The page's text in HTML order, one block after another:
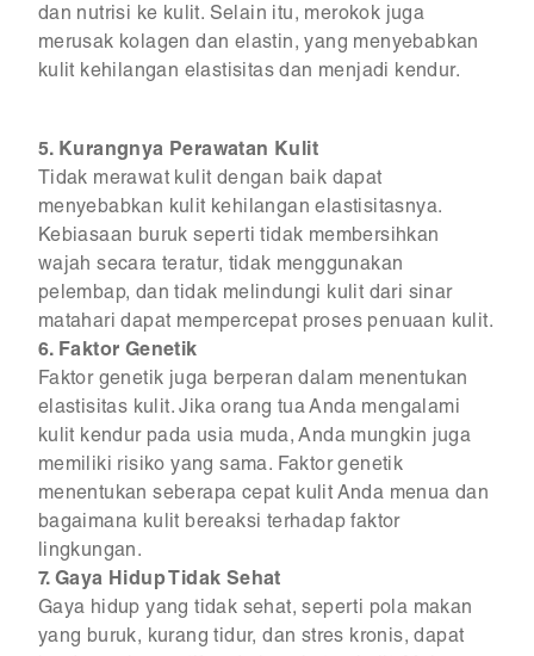
dan nutrisi ke kulit. Selain itu, merokok juga
merusak kolagen dan elastin, yang menyebabkan
kulit kehilangan elastisitas dan menjadi kendur.
5. Kurangnya Perawatan Kulit
Tidak merawat kulit dengan baik dapat
menyebabkan kulit kehilangan elastisitasnya.
Kebiasaan buruk seperti tidak membersihkan
wajah secara teratur, tidak menggunakan
pelembap, dan tidak melindungi kulit dari sinar
matahari dapat mempercepat proses penuaan kulit.
6. Faktor Genetik
Faktor genetik juga berperan dalam menentukan
elastisitas kulit. Jika orang tua Anda mengalami
kulit kendur pada usia muda, Anda mungkin juga
memiliki risiko yang sama. Faktor genetik
menentukan seberapa cepat kulit Anda menua dan
bagaimana kulit bereaksi terhadap faktor
lingkungan.
7. Gaya Hidup Tidak Sehat
Gaya hidup yang tidak sehat, seperti pola makan
yang buruk, kurang tidur, dan stres kronis, dapat